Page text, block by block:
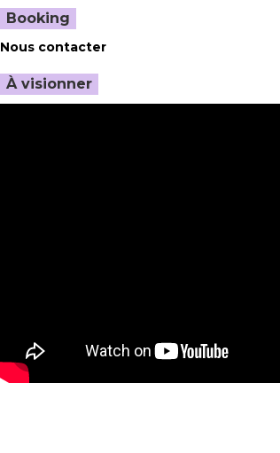
Booking
Nous contacter
À visionner